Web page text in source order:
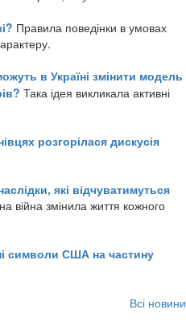
Правила поведінки в умовах
в Україні змінити модель
Така ідея викликала активні
розгорілася дискусія
які відчуватимуться
війна змінила життя кожного
символи США на частину
Всі новини